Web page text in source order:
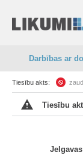
Darbības ar
Tiesību akts:
Tiesību